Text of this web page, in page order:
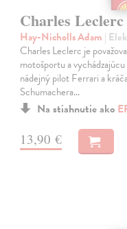
Charles Leclerc
Hay-Nicholls Adam |
Charles Leclerc je
motošportu a
nádejný pilot Ferrari a
Schumachera…
Na stiahnutie ako
13,90 €